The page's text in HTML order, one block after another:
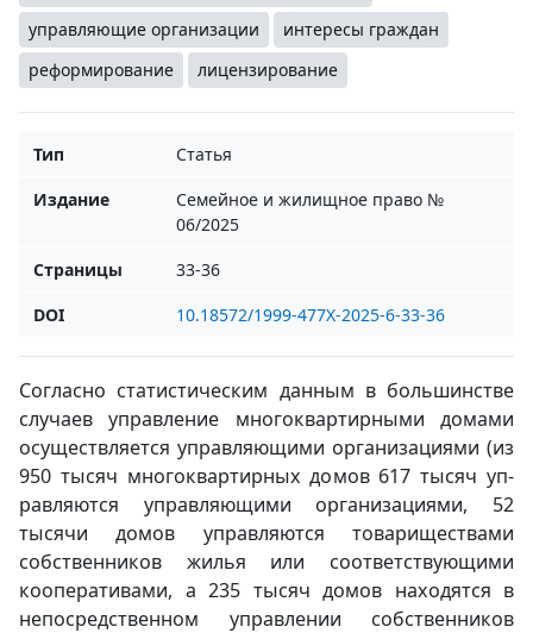
управляющие организации
интересы граждан
реформирование
лицензирование
Тип
Статья
Издание
Семейное и жилищное право №
06/2025
Страницы
33-36
DOI
10.18572/1999-477X-2025-6-33-36
Согласно статистическим данным в большинстве
случаев управление многоквартирными домами
осуществляется управляющими организациями (из
950 тысяч многоквартирных домов 617 тысяч уп-
равляются управляющими организациями, 52
тысячи домов управляются товариществами
собственников жилья или соответствующими
кооперативами, а 235 тысяч домов находятся в
непосредственном управлении собственников